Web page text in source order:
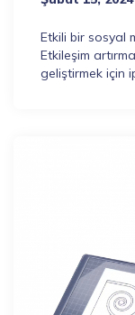
Etkili bir sosyal
Etkileşim
geliştirmek için